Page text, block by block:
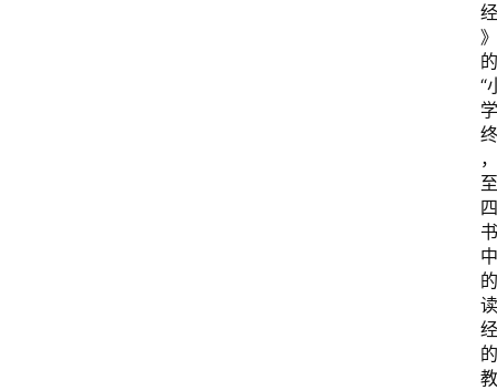
经
》
的
“
学
终
，
至
四
中
的
读
经
的
教